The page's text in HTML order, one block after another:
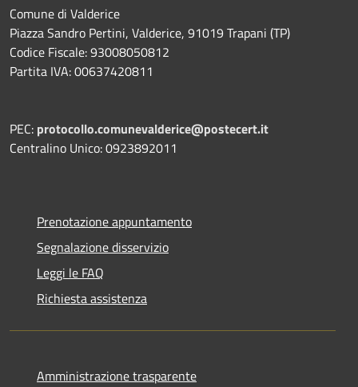
Comune di Valderice
Piazza Sandro Pertini, Valderice, 91019 Trapani (TP)
Codice Fiscale: 93008050812
Partita IVA: 00637420811
PEC: protocollo.comunevalderice@postecert.it
Centralino Unico: 0923892011
Prenotazione appuntamento
Segnalazione disservizio
Leggi le FAQ
Richiesta assistenza
Amministrazione trasparente